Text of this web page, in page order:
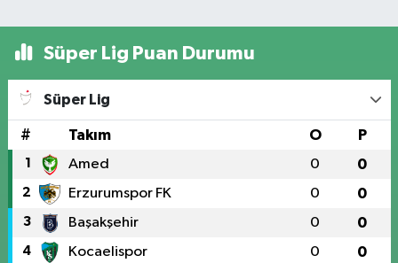
Süper Lig Puan Durumu
Süper Lig
# Takım O P
1 Amed 0 0
2 Erzurumspor FK 0 0
3 Başakşehir 0 0
4 Kocaelispor 0 0